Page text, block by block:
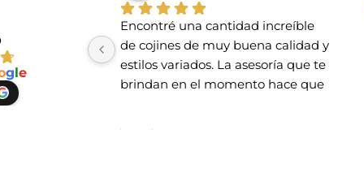
gle
Encontré una cantidad increíble
de cojines de muy buena calidad y
estilos variados. La asesoría que te
brindan en el momento hace que